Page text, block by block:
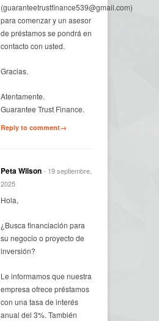
(guaranteetrustfinance539@gmail.com)
para comenzar y un asesor
de préstamos se pondrá en
contacto con usted.
Gracias.
Atentamente.
Guarantee Trust Finance.
Reply to comment→
Peta Wilson- 19 septiembre,
2025
Hola,
¿Busca financiación para
su negocio o proyecto de
inversión?
Le informamos que nuestra
empresa ofrece préstamos
con una tasa de interés
anual del 3%. También